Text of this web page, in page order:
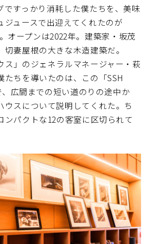
ですっかり消耗した僕たちを、美味
ジュースで出迎えてくれたのが
オープンは2022年。建築家・坂茂
切妻屋根の大きな木造建築だ。
ス」のジェネラルマネージャー・萩
たちを導いたのは、この「SSH
広間までの短い道のりの途中か
ウスについて説明してくれた。ち
ンパクトな12の客室に区切られて